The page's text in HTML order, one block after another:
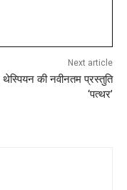
Next article
थेस्पियन की नवीनतम प्रस्तुति
‘पत्थर’